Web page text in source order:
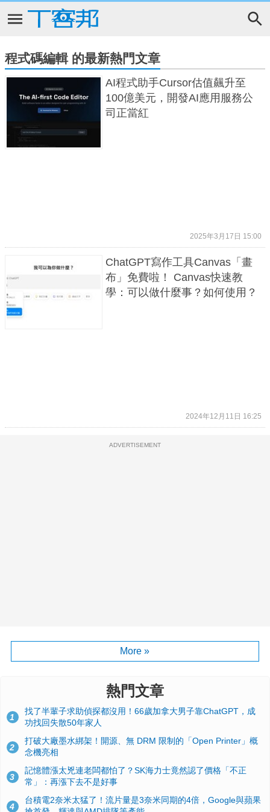
程式碼編輯 的最新熱門文章
AI程式助手Cursor估值飆升至
100億美元，開發AI應用服務公
司正當紅
2025年3月17日 15:00
ChatGPT寫作工具Canvas「畫
布」免費啦！ Canvas快速教
學：可以做什麼事？如何使用？
2024年12月11日 16:25
ADVERTISEMENT
More »
熱門文章
1
找了半輩子求助偵探都沒用！66歲加拿大男子靠ChatGPT，成
功找回失散50年家人
2
打破大廠墨水綁架！開源、無 DRM 限制的「Open Printer」概
念機亮相
3
記憶體漲太兇連老闆都怕了？SK海力士竟然認了價格「不正
常」：再漲下去不是好事
4
台積電2奈米太猛了！流片量是3奈米同期的4倍，Google與蘋果